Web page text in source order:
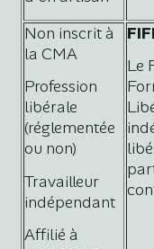
Non inscrit à
la CMA
Profession
libérale
(réglementée
ou non)
Travailleur
indépendant
Affilié à
Le